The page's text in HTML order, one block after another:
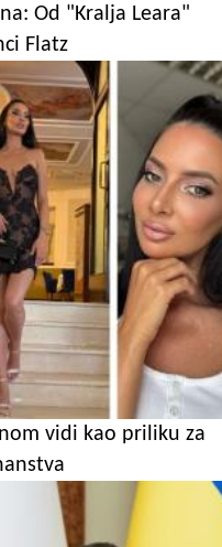
Od "Kralja Leara"
Flatz
vidi kao priliku za